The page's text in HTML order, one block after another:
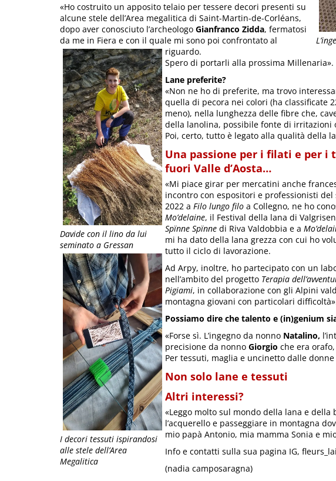
Davide con il lino da lui
seminato a Gressan
«Ho costruito un apposito telaio per tessere decori presenti su
alcune stele dell’Area megalitica di Saint-Martin-de-Corléans,
dopo aver conosciuto l’archeologo Gianfranco Zidda, fermatosi
da me in Fiera e con il quale mi sono poi confrontato al
riguardo.
Spero di portarli alla prossima Millenaria».
I decori tessuti ispirandosi
alle stele dell’Area
Megalitica
Lane preferite?
«Non ne ho di preferite, ma trovo
quella di pecora nei colori (ha classificate
meno), nella lunghezza delle fibre che,
della lanolina, possibile fonte di irritazioni
Poi, certo, tutto è legato alla qualità della
Una passione per i filati e per i
fuori Valle d’Aosta…
«Mi piace girar per mercatini anche
incontro con espositori e professionisti
2022 a Filo lungo filo a Collegno, ne ho
Mo’delaine, il Festival della lana di
Spïnne Spïnne di Riva Valdobbia e a
mi ha dato della lana grezza con cui ho
tutto il ciclo di lavorazione.
Ad Arpy, inoltre, ho partecipato con un
nell’ambito del progetto Terapia
Pigiami, in collaborazione con gli Alpini
montagna giovani con particolari
Possiamo dire che talento e (in)genium
«Forse sì. L’ingegno da nonno Natalino,
precisione da nonno Giorgio che era
Per tessuti, maglia e uncinetto dalle donne
Non solo lane e tessuti
Altri interessi?
«Leggo molto sul mondo della lana e
l’acquerello e passeggiare in montagna
mio papà Antonio, mia mamma Sonia e
Info e contatti sulla sua pagina IG,
(nadia camposaragna)